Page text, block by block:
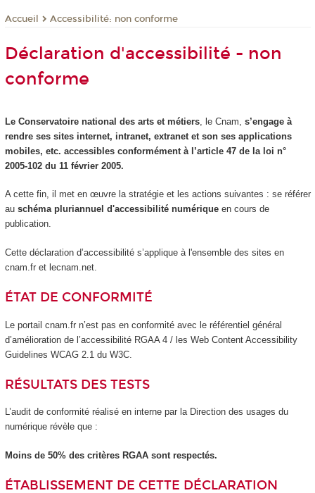
Accueil Accessibilité: non conforme
Déclaration d'accessibilité - non
conforme
Le Conservatoire national des arts et métiers, le Cnam, s’engage à
rendre ses sites internet, intranet, extranet et son ses applications
mobiles, etc. accessibles conformément à l’article 47 de la loi n°
2005-102 du 11 février 2005.
A cette fin, il met en œuvre la stratégie et les actions suivantes : se référer
au schéma pluriannuel d'accessibilité numériqueen cours de
publication.
Cette déclaration d’accessibilité s’applique à l'ensemble des sites en
cnam.fr et lecnam.net.
ÉTAT DE CONFORMITÉ
Le portail cnam.fr n’est pas en conformité avec le référentiel général
d’amélioration de l’accessibilité RGAA 4 / les Web Content Accessibility
Guidelines WCAG 2.1 du W3C.
RÉSULTATS DES TESTS
L’audit de conformité réalisé en interne par la Direction des usages du
numérique révèle que :
Moins de 50% des critères RGAA sont respectés.
ÉTABLISSEMENT DE CETTE DÉCLARATION